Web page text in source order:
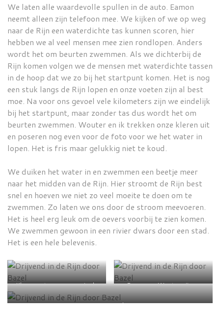
We laten alle waardevolle spullen in de auto. Eamon
neemt alleen zijn telefoon mee. We kijken of we op weg
naar de Rijn een waterdichte tas kunnen scoren, hier
hebben we al veel mensen mee zien rondlopen. Anders
wordt het om beurten zwemmen. Als we dichterbij de
Rijn komen volgen we de mensen met waterdichte tassen
in de hoop dat we zo bij het startpunt komen. Het is nog
een stuk langs de Rijn lopen en onze voeten zijn al best
moe. Na voor ons gevoel vele kilometers zijn we eindelijk
bij het startpunt, maar zonder tas dus wordt het om
beurten zwemmen. Wouter en ik trekken onze kleren uit
en poseren nog even voor de foto voor we het water in
lopen. Het is fris maar gelukkig niet te koud.
We duiken het water in en zwemmen een beetje meer
naar het midden van de Rijn. Hier stroomt de Rijn best
snel en hoeven we niet zo veel moeite te doen om te
zwemmen. Zo laten we ons door de stroom meevoeren.
Het is heel erg leuk om de oevers voorbij te zien komen.
We zwemmen gewoon in een rivier dwars door een stad.
Het is een hele belevenis.
Klaar om te zwemmen in de
Rijn
Eamon en Wouter zijn er
klaar voor
Zwemmen in de Rijn